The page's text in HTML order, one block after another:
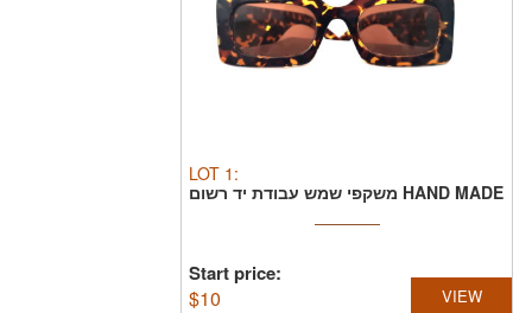
LOT 1 :
משקפי שמש עבודת יד רשום HAND MADE
Start price:
$10 VIEW